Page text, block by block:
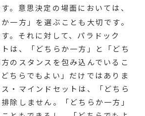
。意思決定の場面においては、
一方」を選ぶことも大切です。
。それに対して、パラドック
は、「どちらか一方」と「どち
のスタンスを包み込んでいるこ
ちらでもよい」だけではありま
・マインドセットは、「どちら
除しません。「どちらか一方」